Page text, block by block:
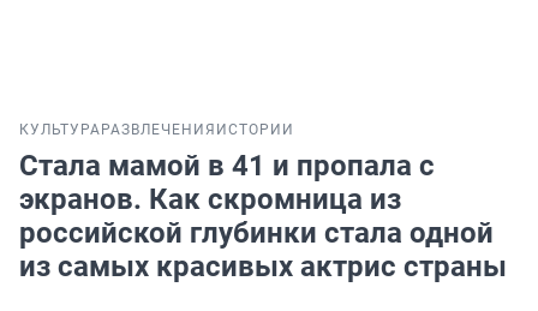
КУЛЬТУРА РАЗВЛЕЧЕНИЯ ИСТОРИИ
Стала мамой в 41 и пропала с
экранов. Как скромница из
российской глубинки стала одной
из самых красивых актрис страны